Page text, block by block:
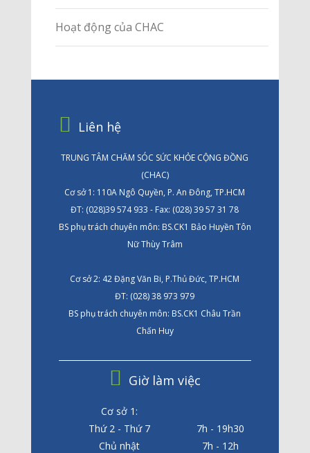
Hoạt động của CHAC
Liên hệ
TRUNG TÂM CHĂM SÓC SỨC KHỎE CỘNG ĐỒNG
(CHAC)
Cơ sở 1: 110A Ngô Quyền, P. An Đông, TP.HCM
ĐT: (028)39 574 933 - Fax: (028) 39 57 31 78
BS phụ trách chuyên môn: BS.CK1 Bảo Huyền Tôn
Nữ Thùy Trâm
Cơ sở 2: 42 Đặng Văn Bi, P.Thủ Đức, TP.HCM
ĐT: (028) 38 973 979
BS phụ trách chuyên môn: BS.CK1 Châu Trần
Chấn Huy
Giờ làm việc
Cơ sở 1:
Thứ 2 - Thứ 7
7h - 19h30
Chủ nhật
7h - 12h